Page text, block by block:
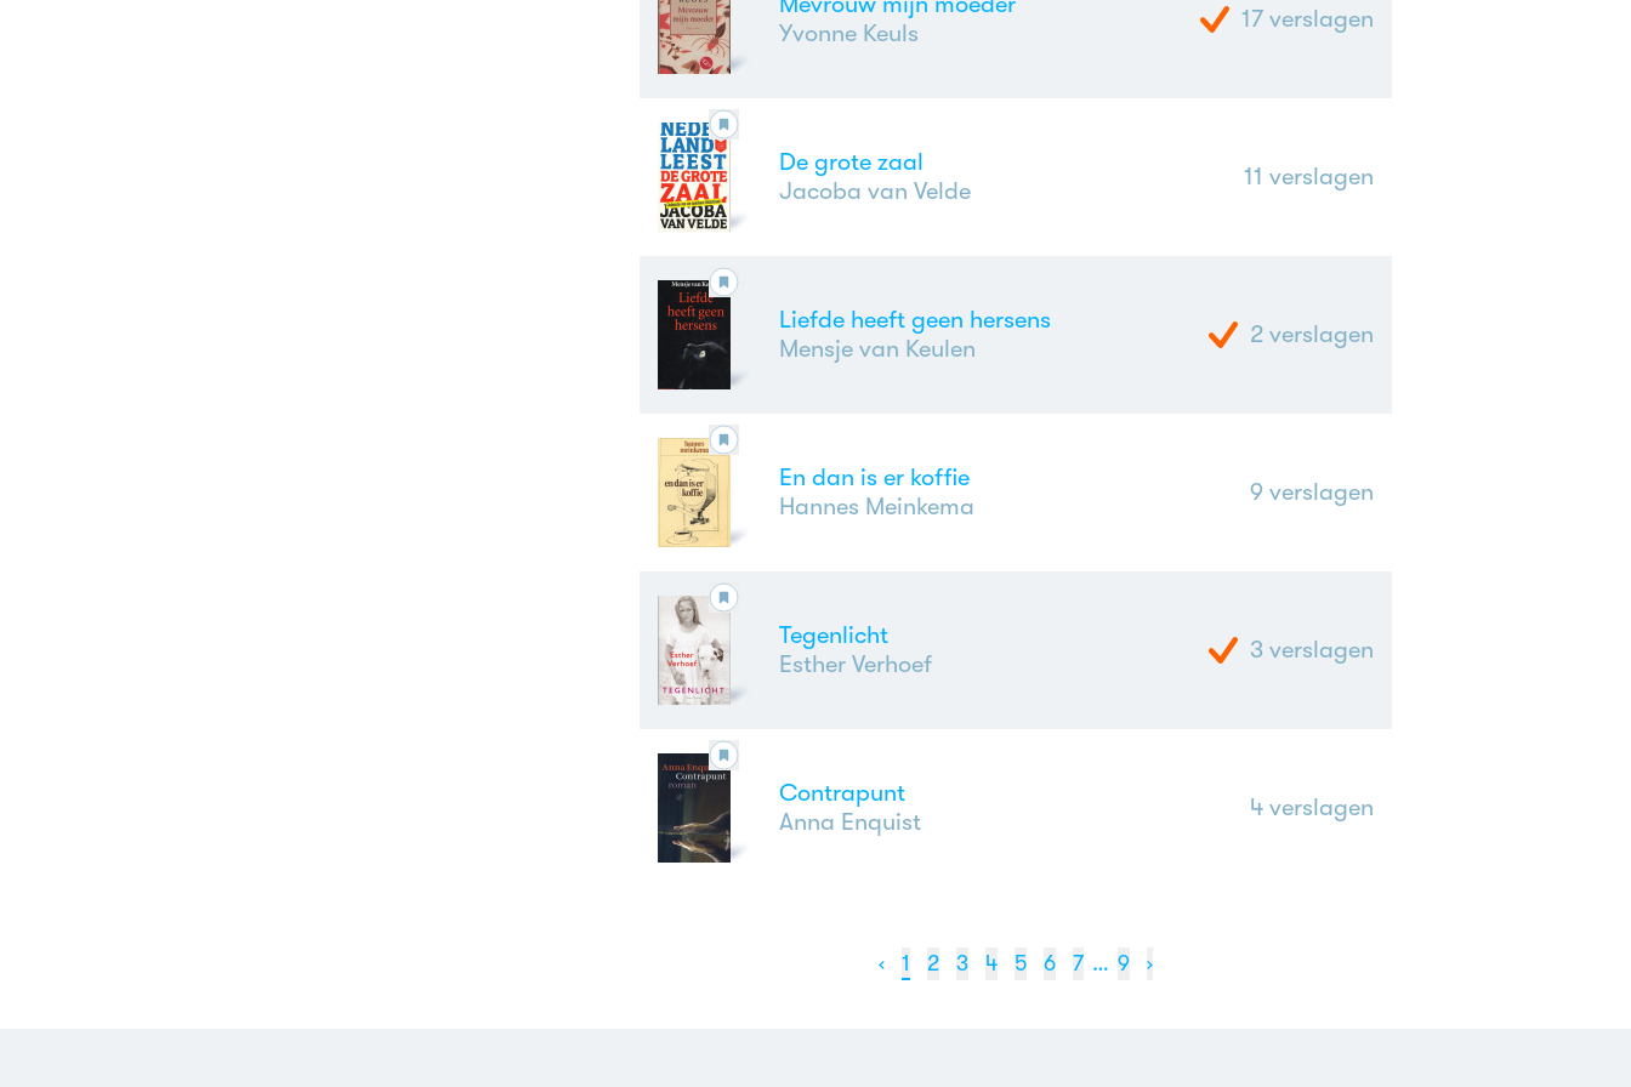
Yvonne Keuls
17 verslagen
De grote zaal
Jacoba van Velde
11 verslagen
Liefde heeft geen hersens
Mensje van Keulen
2 verslagen
En dan is er koffie
Hannes Meinkema
9 verslagen
Tegenlicht
Esther Verhoef
3 verslagen
Contrapunt
Anna Enquist
4 verslagen
‹ 1 2 3 4 5 6 7 … 9 ›